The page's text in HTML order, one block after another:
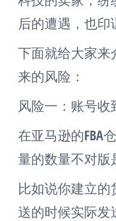
后的遭遇，也印
下面就给大家来
来的风险：
风险一：账号收
在亚马逊的FBA
量的数量不对版
比如说你建立的
送的时候实际发